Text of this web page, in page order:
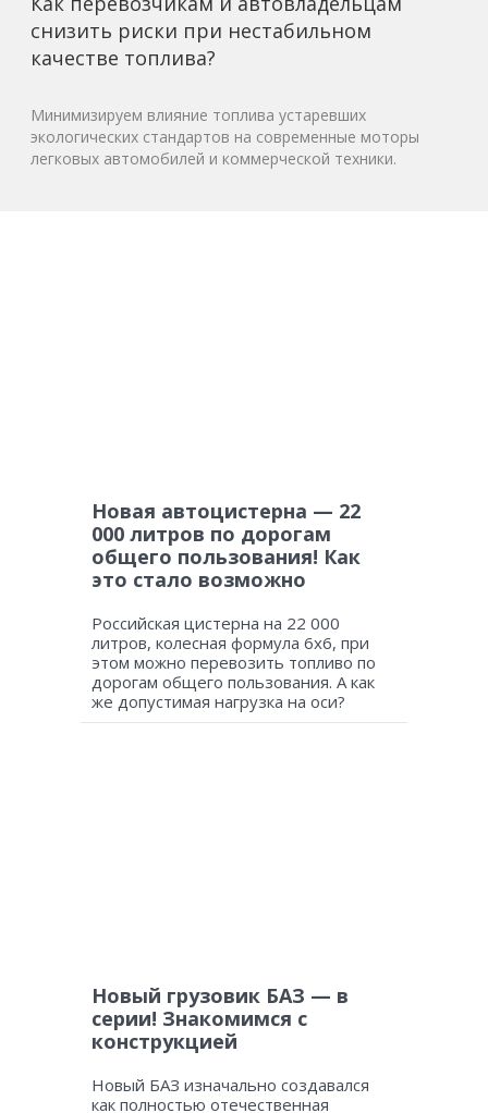
снизить риски при нестабильном
качестве топлива?
Минимизируем влияние топлива устаревших
экологических стандартов на современные моторы
легковых автомобилей и коммерческой техники.
Новая автоцистерна — 22
000 литров по дорогам
общего пользования! Как
это стало возможно
Российская цистерна на 22 000
литров, колесная формула 6х6, при
этом можно перевозить топливо по
дорогам общего пользования. А как
же допустимая нагрузка на оси?
Новый грузовик БАЗ — в
серии! Знакомимся с
конструкцией
Новый БАЗ изначально создавался
как полностью отечественная